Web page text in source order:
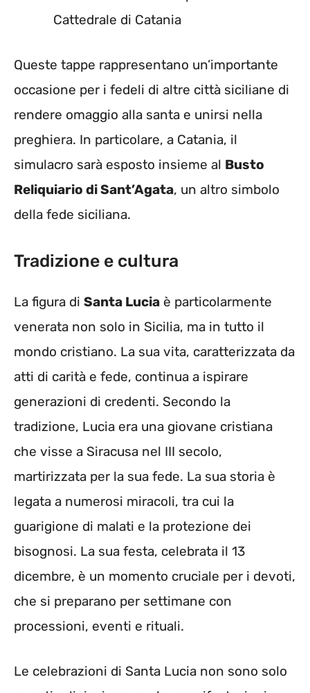
Cattedrale di Catania
Queste tappe rappresentano un’importante
occasione per i fedeli di altre città siciliane di
rendere omaggio alla santa e unirsi nella
preghiera. In particolare, a Catania, il
simulacro sarà esposto insieme al Busto
Reliquiario di Sant’Agata, un altro simbolo
della fede siciliana.
Tradizione e cultura
La figura di Santa Lucia è particolarmente
venerata non solo in Sicilia, ma in tutto il
mondo cristiano. La sua vita, caratterizzata da
atti di carità e fede, continua a ispirare
generazioni di credenti. Secondo la
tradizione, Lucia era una giovane cristiana
che visse a Siracusa nel III secolo,
martirizzata per la sua fede. La sua storia è
legata a numerosi miracoli, tra cui la
guarigione di malati e la protezione dei
bisognosi. La sua festa, celebrata il 13
dicembre, è un momento cruciale per i devoti,
che si preparano per settimane con
processioni, eventi e rituali.
Le celebrazioni di Santa Lucia non sono solo